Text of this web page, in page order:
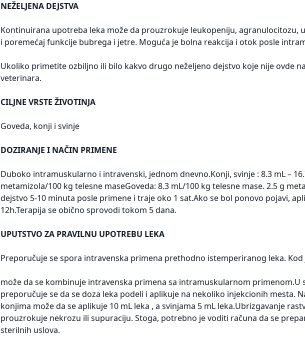
NEŽELJENA DEJSTVA
Kontinuirana upotreba leka može da prouzrokuje leukopeniju, agranulocitozu,
i poremećaj funkcije bubrega i jetre. Moguća je bolna reakcija i otok posle
Ukoliko primetite ozbiljno ili bilo kakvo drugo neželjeno dejstvo koje nije ovde
veterinara.
CILJNE VRSTE ŽIVOTINJA
Goveda, konji i svinje
DOZIRANJE I NAČIN PRIMENE
Duboko intramuskularno i intravenski, jednom dnevno.Konji, svinje : 8.3 mL –
metamizola/100 kg telesne maseGoveda: 8.3 mL/100 kg telesne mase. 2.5 g
dejstvo 5-10 minuta posle primene i traje oko 1 sat.Ako se bol ponovo pojavi,
12h.Terapija se obično sprovodi tokom 5 dana.
UPUTSTVO ZA PRAVILNU UPOTREBU LEKA
Preporučuje se spora intravenska primena prethodno istemperiranog leka.
može da se kombinuje intravenska primena sa intramuskularnom
preporučuje se da se doza leka podeli i aplikuje na nekoliko injekcionih mesta.
konjima može da se aplikuje 10 mL leka , a svinjama 5 mL leka.Ubrizgavanje
prouzrokuje nekrozu ili supuraciju. Stoga, potrebno je voditi računa da se
sterilnih uslova.